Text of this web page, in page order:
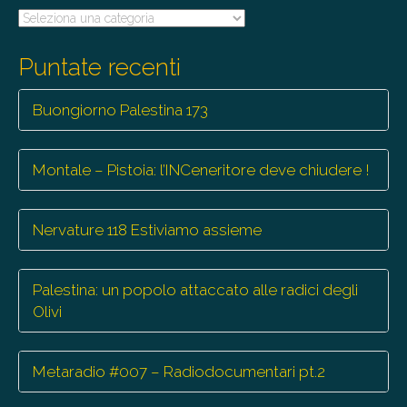
Tutte
Puntate recenti
Buongiorno Palestina 173
Montale – Pistoia: l’INCeneritore deve chiudere !
Nervature 118 Estiviamo assieme
Palestina: un popolo attaccato alle radici degli
Olivi
Metaradio #007 – Radiodocumentari pt.2